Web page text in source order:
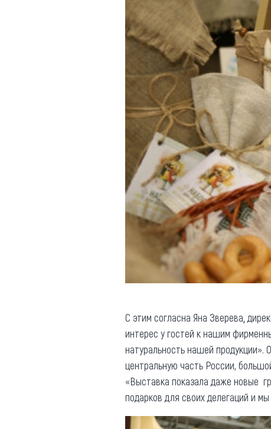
Противодействие коррупции
С этим согласна Яна Зверева
интерес у гостей к нашим
натуральность нашей продукции».
центральную часть России,
«Выставка показала даже новые
подарков для своих делегаций и